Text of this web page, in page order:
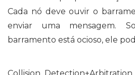
Cada nó deve ouvir o
enviar uma mensagem.
barramento está ocioso, ele